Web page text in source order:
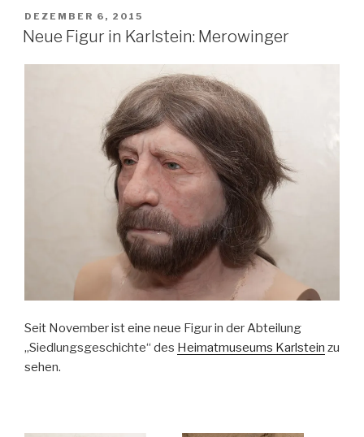
VERÖFFENTLICHT
AM
DEZEMBER 6, 2015
Neue Figur in Karlstein: Merowinger
Seit November ist eine neue Figur in der Abteilung
„Siedlungsgeschichte“ des Heimatmuseums Karlstein zu
sehen.